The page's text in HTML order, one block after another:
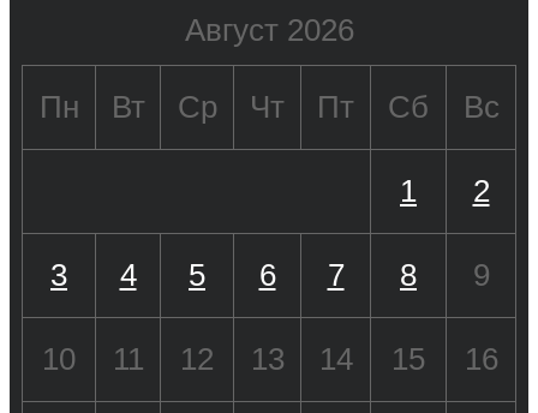
Август 2026
Пн Вт Ср Чт Пт Сб Вс
1 2
3 4 5 6 7 8 9
10 11 12 13 14 15 16